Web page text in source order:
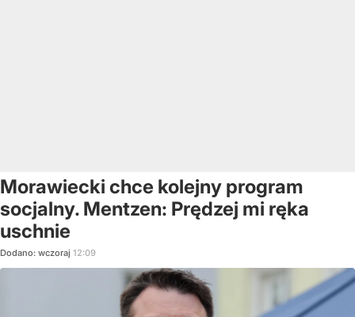
Morawiecki chce kolejny program
socjalny. Mentzen: Prędzej mi ręka
uschnie
Dodano: wczoraj 12:09